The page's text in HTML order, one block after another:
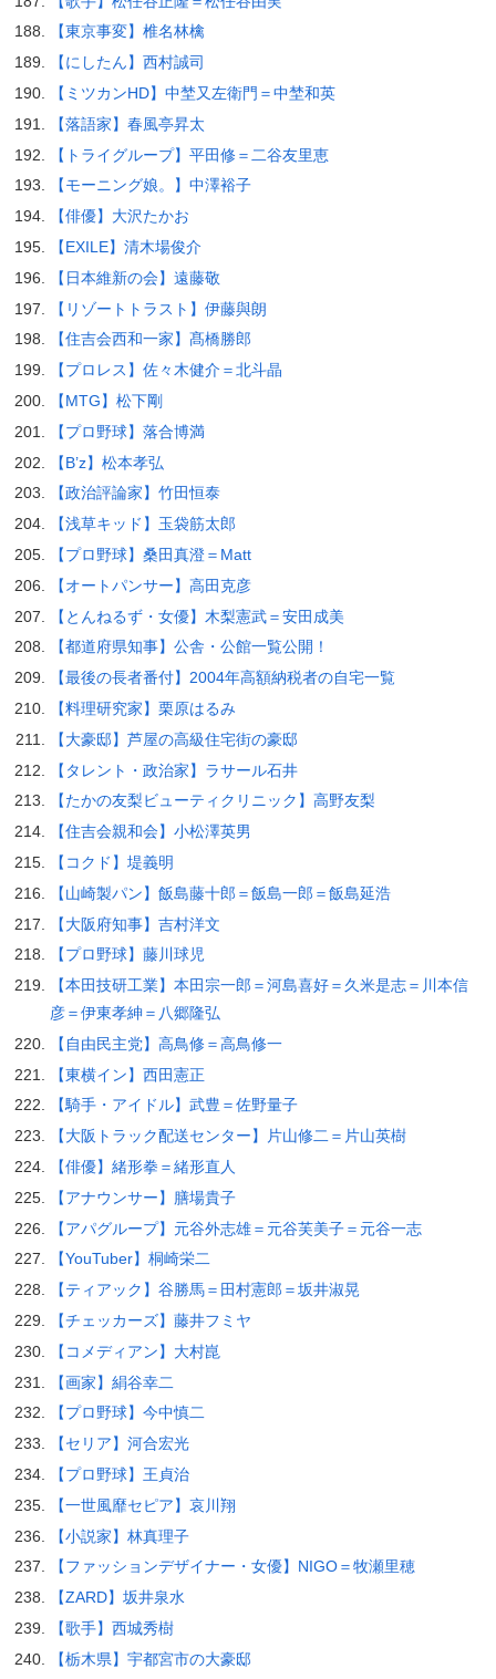
【東京事変】椎名林檎
【にしたん】西村誠司
【ミツカンHD】中埜又左衛門＝中埜和英
【落語家】春風亭昇太
【トライグループ】平田修＝二谷友里恵
【モーニング娘。】中澤裕子
【俳優】大沢たかお
【EXILE】清木場俊介
【日本維新の会】遠藤敬
【リゾートトラスト】伊藤與朗
【住吉会西和一家】髙橋勝郎
【プロレス】佐々木健介＝北斗晶
【MTG】松下剛
【プロ野球】落合博満
【B’z】松本孝弘
【政治評論家】竹田恒泰
【浅草キッド】玉袋筋太郎
【プロ野球】桑田真澄＝Matt
【オートパンサー】高田克彦
【とんねるず・女優】木梨憲武＝安田成美
【都道府県知事】公舎・公館一覧公開！
【最後の長者番付】2004年高額納税者の自宅一覧
【料理研究家】栗原はるみ
【大豪邸】芦屋の高級住宅街の豪邸
【タレント・政治家】ラサール石井
【たかの友梨ビューティクリニック】高野友梨
【住吉会親和会】小松澤英男
【コクド】堤義明
【山崎製パン】飯島藤十郎＝飯島一郎＝飯島延浩
【大阪府知事】吉村洋文
【プロ野球】藤川球児
【本田技研工業】本田宗一郎＝河島喜好＝久米是志＝川本信
彦＝伊東孝紳＝八郷隆弘
【自由民主党】高鳥修＝高鳥修一
【東横イン】西田憲正
【騎手・アイドル】武豊＝佐野量子
【大阪トラック配送センター】片山修二＝片山英樹
【俳優】緒形拳＝緒形直人
【アナウンサー】膳場貴子
【アパグループ】元谷外志雄＝元谷芙美子＝元谷一志
【YouTuber】桐崎栄二
【ティアック】谷勝馬＝田村憲郎＝坂井淑晃
【チェッカーズ】藤井フミヤ
【コメディアン】大村崑
【画家】絹谷幸二
【プロ野球】今中慎二
【セリア】河合宏光
【プロ野球】王貞治
【一世風靡セピア】哀川翔
【小説家】林真理子
【ファッションデザイナー・女優】NIGO＝牧瀬里穂
【ZARD】坂井泉水
【歌手】西城秀樹
【栃木県】宇都宮市の大豪邸